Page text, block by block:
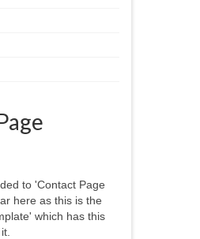
to 'Contact Page
here as this is the
which has this